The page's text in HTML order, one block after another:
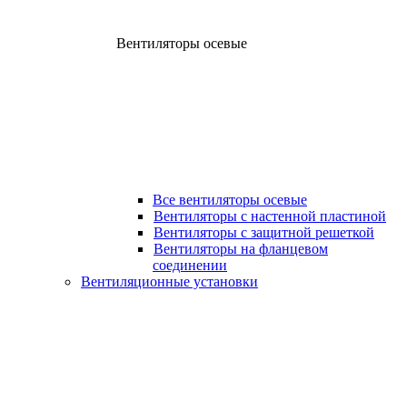
Вентиляторы осевые
Все вентиляторы осевые
Вентиляторы с настенной пластиной
Вентиляторы с защитной решеткой
Вентиляторы на фланцевом
соединении
Вентиляционные установки